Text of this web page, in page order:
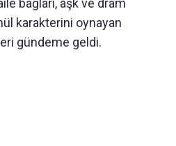
bağları, aşk ve dram
karakterini oynayan
gündeme geldi.